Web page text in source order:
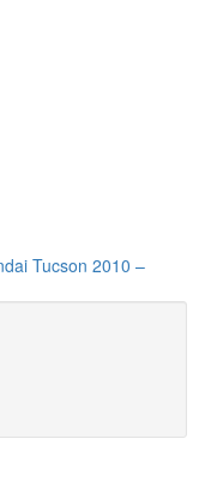
Tucson 2010 –